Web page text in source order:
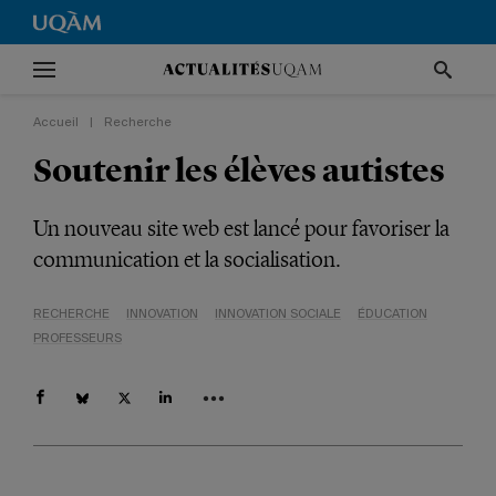
Accueil Recherche
Soutenir les élèves autistes
Un nouveau site web est lancé pour favoriser la
communication et la socialisation.
RECHERCHE INNOVATION INNOVATION SOCIALE
ÉDUCATION
PROFESSEURS